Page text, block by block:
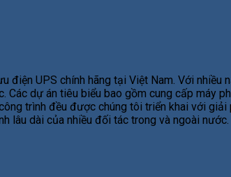
điện UPS chính hãng tại Việt Nam. Với
dự án tiêu biểu bao gồm cung cấp máy
trình đều được chúng tôi triển khai với
dài của nhiều đối tác trong và ngoài